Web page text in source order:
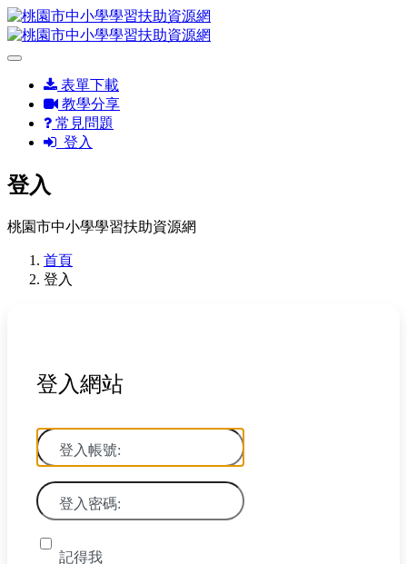
表單下載
教學分享
常見問題
登入
登入
桃園市中小學學習扶助資源網
首頁
登入
登入網站
登入帳號:
登入密碼:
記得我